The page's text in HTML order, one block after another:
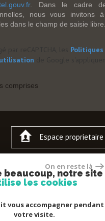
. Dans le cadre
nous vous invitons
dans le champ de saisie libre.
comprises
Espace proprietaire
On en reste là
beaucoup, notre site
les cookies
vous accompagner pendant
votre visite.